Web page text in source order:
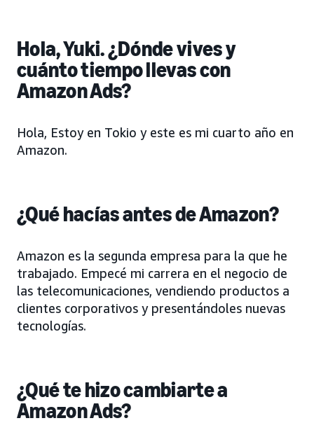
Hola, Yuki. ¿Dónde vives y
cuánto tiempo llevas con
Amazon Ads?
Hola, Estoy en Tokio y este es mi cuarto año en
Amazon.
¿Qué hacías antes de Amazon?
Amazon es la segunda empresa para la que he
trabajado. Empecé mi carrera en el negocio de
las telecomunicaciones, vendiendo productos a
clientes corporativos y presentándoles nuevas
tecnologías.
¿Qué te hizo cambiarte a
Amazon Ads?